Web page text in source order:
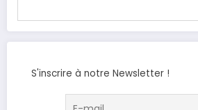
S'inscrire à notre Newsletter !